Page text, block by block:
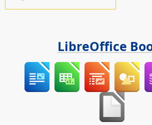
LibreOffice